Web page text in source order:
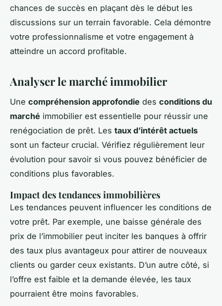
chances de succès en plaçant dès le début les
discussions sur un terrain favorable. Cela démontre
votre professionnalisme et votre engagement à
atteindre un accord profitable.
Analyser le marché immobilier
Une compréhension approfondie des conditions du
marché immobilier est essentielle pour réussir une
renégociation de prêt. Les taux d’intérêt actuels
sont un facteur crucial. Vérifiez régulièrement leur
évolution pour savoir si vous pouvez bénéficier de
conditions plus favorables.
Impact des tendances immobilières
Les tendances peuvent influencer les conditions de
votre prêt. Par exemple, une baisse générale des
prix de l’immobilier peut inciter les banques à offrir
des taux plus avantageux pour attirer de nouveaux
clients ou garder ceux existants. D’un autre côté, si
l’offre est faible et la demande élevée, les taux
pourraient être moins favorables.